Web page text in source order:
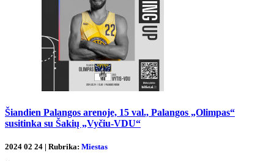
Šiandien Palangos arenoje, 15 val., Palangos „Olimpas“
susitinka su Šakių „Vyčiu-VDU“
2024 02 24 | Rubrika: Miestas